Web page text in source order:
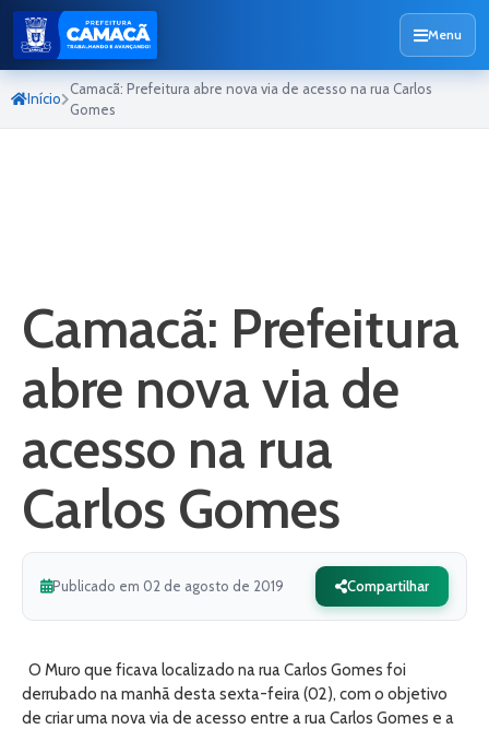
Menu
Início
Camacã: Prefeitura abre nova via de acesso na rua Carlos
Gomes
Camacã: Prefeitura
abre nova via de
acesso na rua
Carlos Gomes
Publicado em 02 de agosto de 2019 Compartilhar
O Muro que ficava localizado na rua Carlos Gomes foi
derrubado na manhã desta sexta-feira (02), com o objetivo
de criar uma nova via de acesso entre a rua Carlos Gomes e a